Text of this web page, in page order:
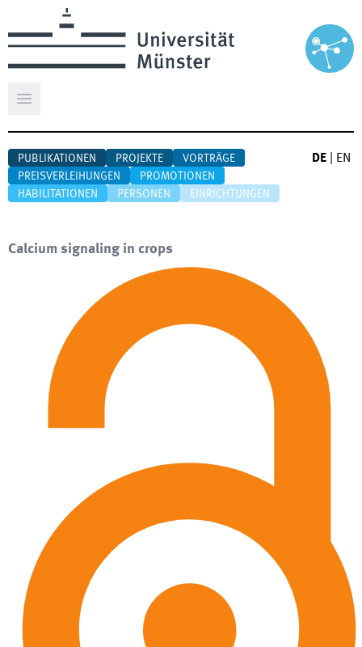
Hauptmenü öffnen
PUBLIKATIONEN PROJEKTE
VORTRÄGE
PREISVERLEIHUNGEN
PROMOTIONEN
HABILITATIONEN
PERSONEN EINRICHTUNGEN
DE EN
Calcium signaling in crops